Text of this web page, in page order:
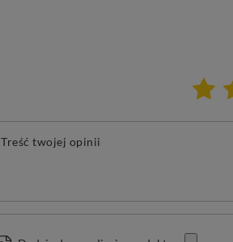
Treść twojej opinii